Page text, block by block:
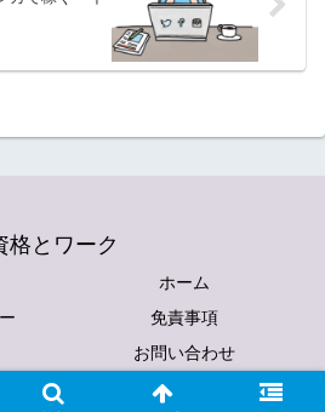
格とワーク
ホーム
免責事項
お問い合わせ
資格とワーク.